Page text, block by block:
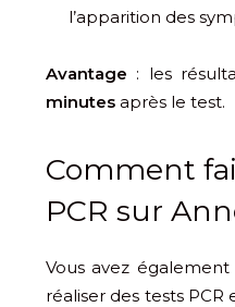
l’apparition des
Avantage : les
minutes après le test.
Comment
PCR sur
Vous avez
réaliser des tests